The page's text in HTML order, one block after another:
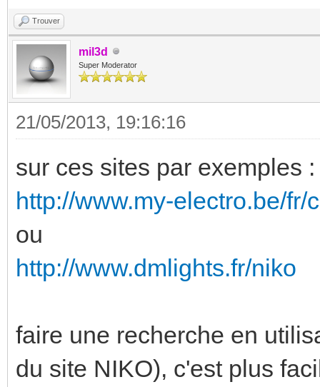
Trouver
mil3d
Super Moderator
21/05/2013, 19:16:16
sur ces sites par exemples :
http://www.my-electro.be/fr/
ou
http://www.dmlights.fr/niko
faire une recherche en
du site NIKO), c'est plus